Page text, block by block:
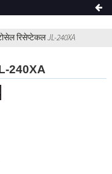
रिसेप्टेकल JL-240XA
240XA